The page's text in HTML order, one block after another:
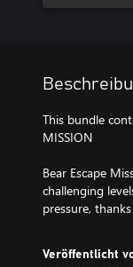
This bundle
MISSION
Bear Escape
challenging
pressure,
Veröffentlicht